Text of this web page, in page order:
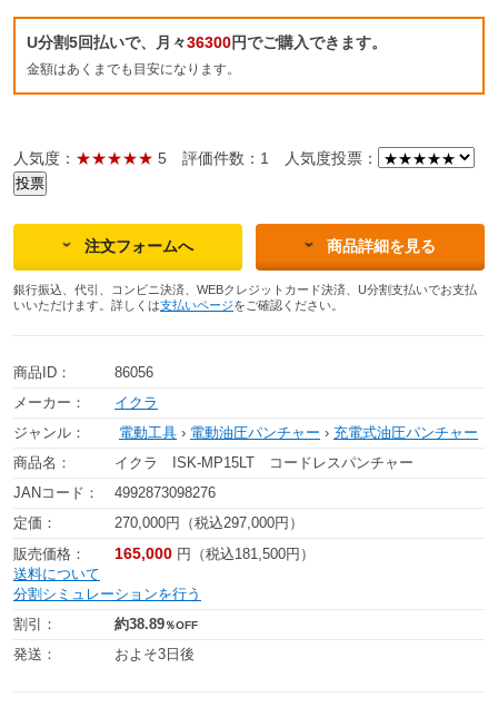
U分割5回払いで、月々36300円でご購入できます。
金額はあくまでも目安になります。
人気度： ★★★★★ 5 評価件数：1 人気度投票：
注文フォームへ 商品詳細を見る
銀行振込、代引、コンビニ決済、WEBクレジットカード決済、U分割支払いでお支払
いいただけます。詳しくは支払いページをご確認ください。
商品ID：
86056
メーカー：
イクラ
ジャンル：
電動工具 › 電動油圧パンチャー › 充電式油圧パンチャー
商品名：
イクラ ISK-MP15LT コードレスパンチャー
JANコード：
4992873098276
定価：
270,000円（税込297,000円）
販売価格：
165,000 円（税込181,500円）
送料について
分割シミュレーションを行う
割引：
約38.89％OFF
発送： およそ3日後